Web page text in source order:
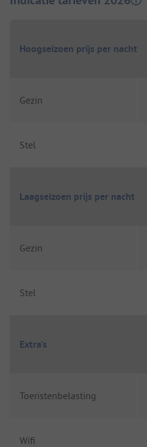
Hoogseizoen prijs per nacht
Gezin
Stel
Laagseizoen prijs per nacht
Gezin
Stel
Extra's
Toeristenbelasting
Wifi